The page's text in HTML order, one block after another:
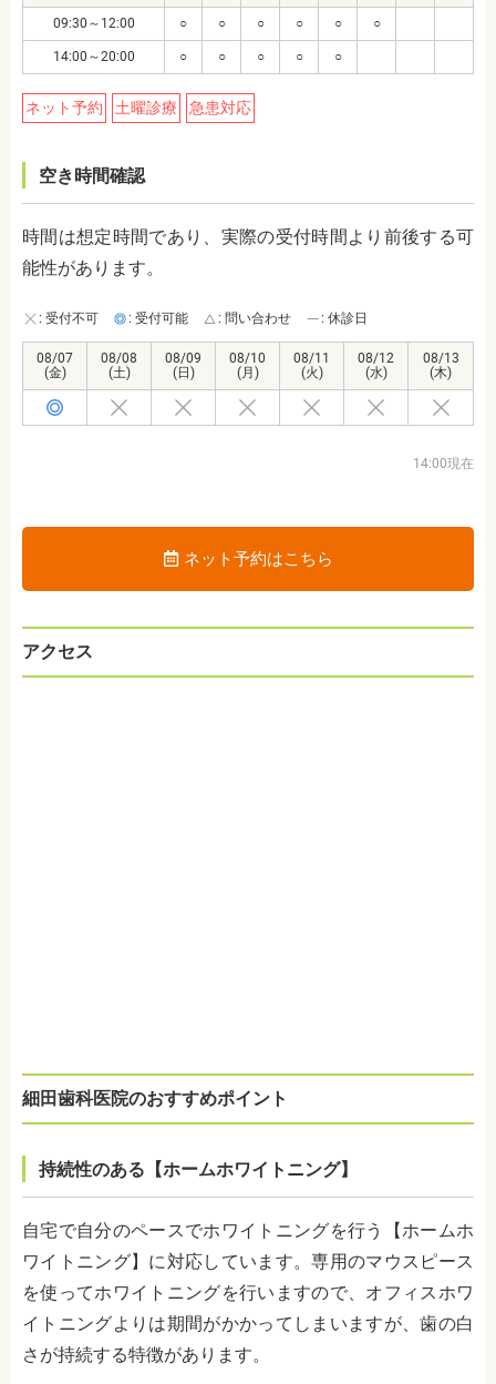
09:30～12:00 ○ ○ ○ ○ ○ ○
14:00～20:00 ○ ○ ○ ○ ○
ネット予約 土曜診療 急患対応
空き時間確認
時間は想定時間であり、実際の受付時間より前後する可
能性があります。
: 受付不可 : 受付可能 : 問い合わせ : 休診日
08/07
(金)
08/08
(土)
08/09
(日)
08/10
(月)
08/11
(火)
08/12
(水)
08/13
(木)
14:00現在
ネット予約はこちら
アクセス
細田歯科医院のおすすめポイント
持続性のある【ホームホワイトニング】
自宅で自分のペースでホワイトニングを行う【ホームホ
ワイトニング】に対応しています。専用のマウスピース
を使ってホワイトニングを行いますので、オフィスホワ
イトニングよりは期間がかかってしまいますが、歯の白
さが持続する特徴があります。